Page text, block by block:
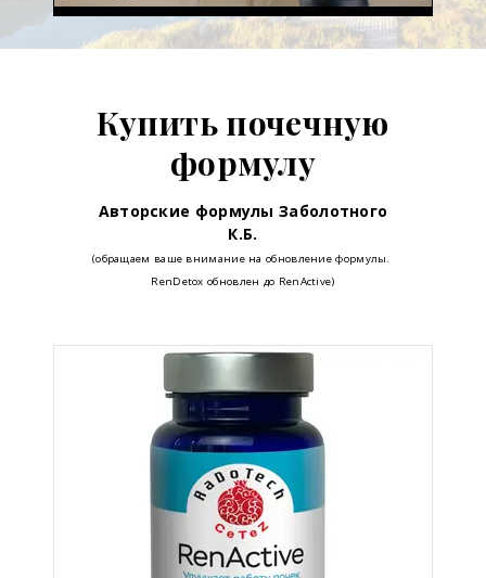
Купить почечную
формулу
Авторские формулы Заболотного
К.Б.
(обращаем ваше внимание на обновление формулы.
RenDetox обновлен до RenActive)